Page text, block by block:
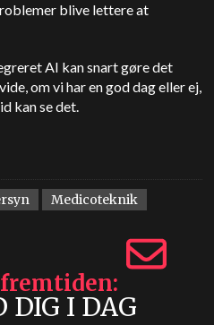
blive lettere at
AI kan snart gøre det
om vi har en god dag eller ej,
kan se det.
Medicoteknik
DIG I DAG